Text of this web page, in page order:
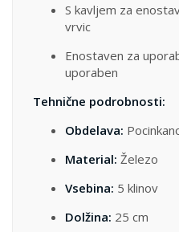
S kavljem za
vrvic
Enostaven za
uporaben
Tehnične podrobnosti:
Obdelava:
Material: Železo
Vsebina: 5 klinov
Dolžina: 25 cm